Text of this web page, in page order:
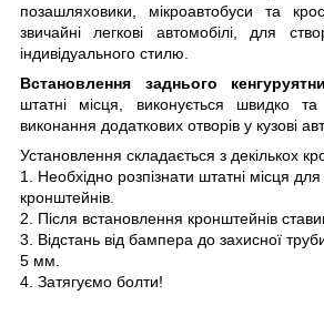
позашляховики, мікроавтобуси та
звичайні легкові автомобілі, для
індивідуального стилю.
Встановлення заднього
штатні місця, виконується швидко
виконання додаткових отворів у кузові
Установлення складається з декількох
1. Необхідно розпізнати штатні місця
кронштейнів.
2. Після встановлення кронштейнів
3. Відстань від бампера до захисної
5 мм.
4. Затягуємо болти!